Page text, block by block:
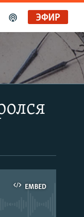
ЭФИР
EMBED